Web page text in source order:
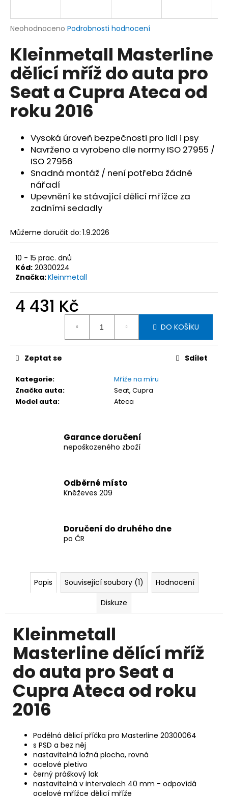
Průměrné
produktu
je
0,0
z
5
hvězdiček.
Neohodnoceno Podrobnosti hodnocení
Kleinmetall Masterline
dělící mříž do auta pro
Seat a Cupra Ateca od
roku 2016
Vysoká úroveň bezpečnosti pro lidi i psy
Navrženo a vyrobeno dle normy ISO 27955 /
ISO 27956
Snadná montáž / není potřeba žádné
nářadí
Upevnění ke stávající dělicí mřížce za
zadními sedadly
Můžeme doručit do: 1.9.2026
10 - 15 prac. dnů
Kód: 20300224
Značka:Kleinmetall
4 431 Kč
DO KOŠÍKU
Kategorie:
Mříže na míru
Značka auta:
Seat, Cupra
Model auta: Ateca
Zeptat se Sdílet
Garance doručení
nepoškozeného zboží
Odběrné místo
Kněževes 209
Doručení do druhého dne
po ČR
Popis Související soubory (1)
Hodnocení
Diskuze
Kleinmetall
Masterline dělící mříž
do auta pro Seat a
Cupra Ateca od roku
2016
Podélná dělicí příčka pro Masterline 20300064
s PSD a bez něj
nastavitelná ložná plocha, rovná
ocelové pletivo
černý práškový lak
nastavitelná v intervalech 40 mm - odpovídá
ocelové mřížce dělicí mříže
j
t
?
HLEDAT
č
u
e
m
BEZPEČNOSTNÍ
DOGMASTER
(VELIKOST
M)
456